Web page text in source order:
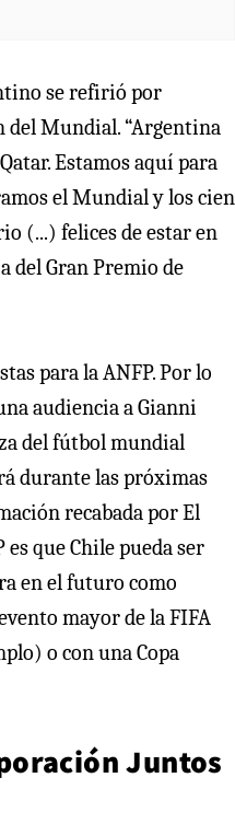
se refirió por
del Mundial. “Argentina
Estamos aquí para
el Mundial y los cien
(...) felices de estar en
del Gran Premio de
para la ANFP. Por lo
audiencia a Gianni
del fútbol mundial
durante las próximas
recabada por El
que Chile pueda ser
en el futuro como
mayor de la FIFA
o con una Copa
Juntos